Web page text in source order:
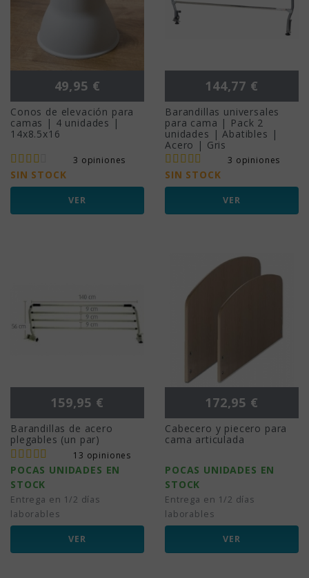
Precio
49,95 €
Conos de elevación para
camas | 4 unidades |
14x8.5x16
3 opiniones
SIN STOCK
VER
Precio
144,77 €
Barandillas universales
para cama | Pack 2
unidades | Abatibles |
Acero | Gris
3 opiniones
SIN STOCK
VER
Precio
159,95 €
Barandillas de acero
plegables (un par)
13 opiniones
POCAS UNIDADES EN
STOCK
Entrega en 1/2 días
laborables
VER
Precio
172,95 €
Cabecero y piecero para
cama articulada
POCAS UNIDADES EN
STOCK
Entrega en 1/2 días
laborables
VER